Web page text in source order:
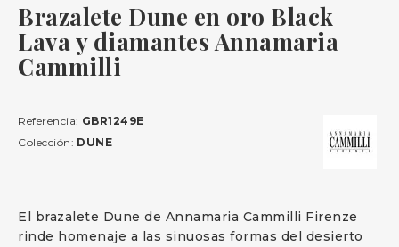
Brazalete Dune en oro Black
Lava y diamantes Annamaria
Cammilli
El brazalete Dune de Annamaria Cammilli Firenze
rinde homenaje a las sinuosas formas del desierto
Referencia: GBR1249E
Colección: DUNE